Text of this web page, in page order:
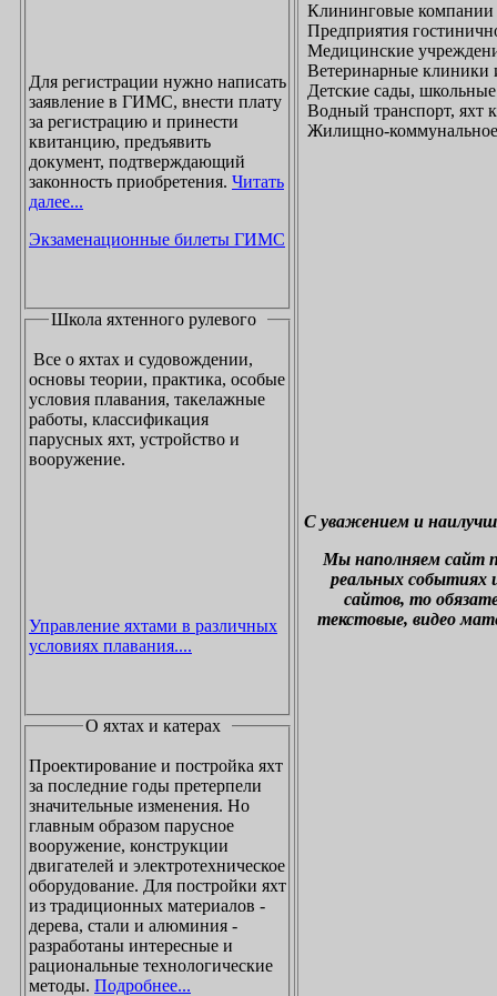
Для регистрации нужно написать
заявление в ГИМС, внести плату
за регистрацию и принести
квитанцию, предъявить
документ, подтверждающий
законность приобретения. Читать
далее...
Экзаменационные билеты ГИМС
Школа яхтенного рулевого
Все о яхтах и судовождении,
основы теории, практика, особые
условия плавания, такелажные
работы, классификация
парусных яхт, устройство и
вооружение.
Управление яхтами в различных
условиях плавания....
О яхтах и катерах
Проектирование и постройка яхт
за последние годы претерпели
значительные изменения. Но
главным образом парусное
вооружение, конструкции
двигателей и электротехническое
оборудование. Для постройки яхт
из традиционных материалов -
дерева, стали и алюминия -
разработаны интересные и
рациональные технологические
методы. Подробнее...
Клининговые компании
Предприятия
Медицинские
Ветеринарные клиники
Детские сады,
Водный транспорт,
Жилищно-коммунальное
С уважением и
Мы наполняем сайт
реальных событиях
сайтов, то
текстовые, видео